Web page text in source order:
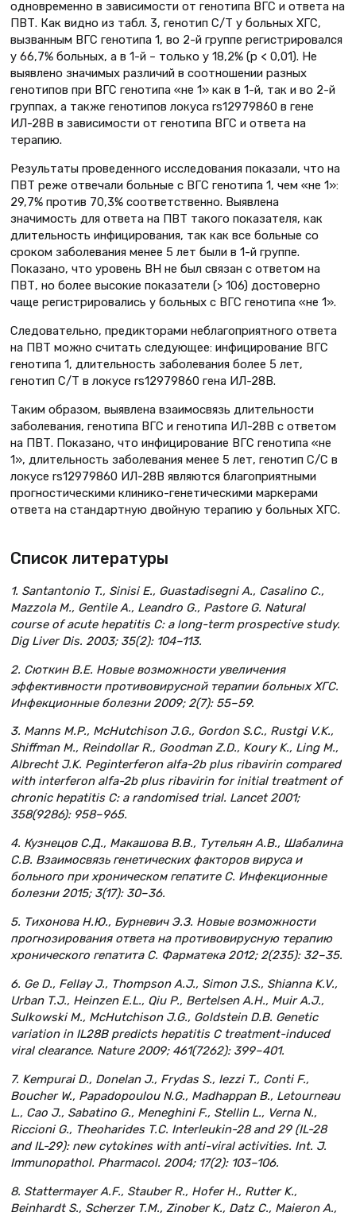
одновременно в зависимости от генотипа ВГС и ответа на
ПВТ. Как видно из табл. 3, генотип С/Т у больных ХГС,
вызванным ВГС генотипа 1, во 2-й группе регистрировался
у 66,7% больных, а в 1-й – только у 18,2% (р < 0,01). Не
выявлено значимых различий в соотношении разных
генотипов при ВГС генотипа «не 1» как в 1-й, так и во 2-й
группах, а также генотипов локуса rs12979860 в гене
ИЛ-28B в зависимости от генотипа ВГС и ответа на
терапию.
Результаты проведенного исследования показали, что на
ПВТ реже отвечали больные с ВГС генотипа 1, чем «не 1»:
29,7% против 70,3% соответственно. Выявлена
значимость для ответа на ПВТ такого показателя, как
длительность инфицирования, так как все больные со
сроком заболевания менее 5 лет были в 1-й группе.
Показано, что уровень ВН не был связан с ответом на
ПВТ, но более высокие показатели (> 106) достоверно
чаще регистрировались у больных с ВГС генотипа «не 1».
Следовательно, предикторами неблагоприятного ответа
на ПВТ можно считать следующее: инфицирование ВГС
генотипа 1, длительность заболевания более 5 лет,
генотип С/Т в локусе rs12979860 гена ИЛ-28B.
Таким образом, выявлена взаимосвязь длительности
заболевания, генотипа ВГС и генотипа ИЛ-28B с ответом
на ПВТ. Показано, что инфицирование ВГС генотипа «не
1», длительность заболевания менее 5 лет, генотип С/С в
локусе rs12979860 ИЛ-28B являются благоприятными
прогностическими клинико-генетическими маркерами
ответа на стандартную двойную терапию у больных ХГС.
Список литературы
1. Santantonio T., Sinisi E., Guastadisegni A., Casalino C.,
Mazzola M., Gentile A., Leandro G., Pastore G. Natural
course of acute hepatitis C: a long-term prospective study.
Dig Liver Dis. 2003; 35(2): 104–113.
2. Сюткин В.Е. Новые возможности увеличения
эффективности противовирусной терапии больных ХГС.
Инфекционные болезни 2009; 2(7): 55–59.
3. Manns M.P., McHutchison J.G., Gordon S.C., Rustgi V.K.,
Shiffman M., Reindollar R., Goodman Z.D., Koury K., Ling M.,
Albrecht J.K. Peginterferon alfa-2b plus ribavirin compared
with interferon alfa-2b plus ribavirin for initial treatment of
chronic hepatitis C: a randomised trial. Lancet 2001;
358(9286): 958–965.
4. Кузнецов С.Д., Макашова В.В., Тутельян А.В., Шабалина
С.В. Взаимосвязь генетических факторов вируса и
больного при хроническом гепатите С. Инфекционные
болезни 2015; 3(17): 30–36.
5. Тихонова Н.Ю., Бурневич Э.З. Новые возможности
прогнозирования ответа на противовирусную терапию
хронического гепатита С. Фарматека 2012; 2(235): 32–35.
6. Ge D., Fellay J., Thompson A.J., Simon J.S., Shianna K.V.,
Urban T.J., Heinzen E.L., Qiu P., Bertelsen A.H., Muir A.J.,
Sulkowski M., McHutchison J.G., Goldstein D.B. Genetic
variation in IL28B predicts hepatitis C treatment-induced
viral clearance. Nature 2009; 461(7262): 399–401.
7. Kempurai D., Donelan J., Frydas S., Iezzi T., Conti F.,
Boucher W., Papadopoulou N.G., Madhappan B., Letourneau
L., Cao J., Sabatino G., Meneghini F., Stellin L., Verna N.,
Riccioni G., Theoharides T.C. Interleukin-28 and 29 (IL-28
and IL-29): new cytokines with anti-viral activities. Int. J.
Immunopathol. Pharmacol. 2004; 17(2): 103–106.
8. Stattermayer A.F., Stauber R., Hofer H., Rutter K.,
Beinhardt S., Scherzer T.M., Zinober K., Datz C., Maieron A.,